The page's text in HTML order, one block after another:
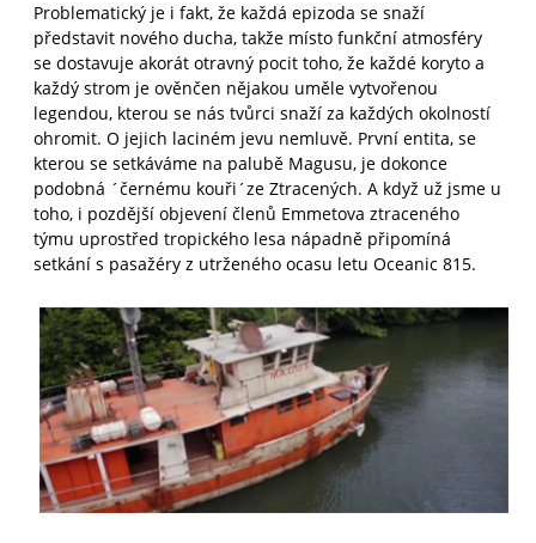
Problematický je i fakt, že každá epizoda se snaží
představit nového ducha, takže místo funkční atmosféry
se dostavuje akorát otravný pocit toho, že každé koryto a
každý strom je ověnčen nějakou uměle vytvořenou
legendou, kterou se nás tvůrci snaží za každých okolností
ohromit. O jejich laciném jevu nemluvě. První entita, se
kterou se setkáváme na palubě Magusu, je dokonce
podobná ´černému kouři´ze Ztracených. A když už jsme u
toho, i pozdější objevení členů Emmetova ztraceného
týmu uprostřed tropického lesa nápadně připomíná
setkání s pasažéry z utrženého ocasu letu Oceanic 815.